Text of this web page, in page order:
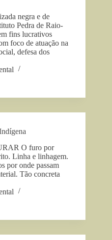
negra e de
Pedra de Raio-
fins lucrativos
foco de atuação na
defesa dos
O furo por
Linha e linhagem.
por onde passam
Tão concreta